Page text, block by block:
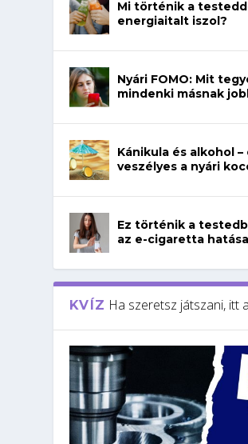
Mi történik a
energiaitalt iszol?
Nyári FOMO: Mit
mindenki másnak
Kánikula és alkohol
veszélyes a nyári
Ez történik a
az e-cigaretta
KVÍZ Ha szeretsz játszani, itt